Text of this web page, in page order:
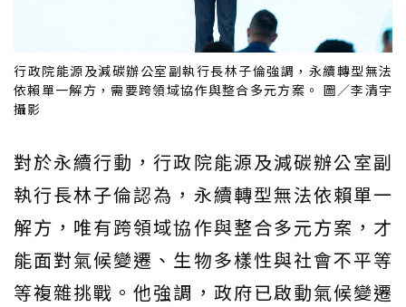
行政院能源及減碳辦公室副執行長林子倫強調，永續轉型無法
依賴單一解方，需要跨領域協作與整合多元方案。 圖／李清宇
攝影
對於永續行動，行政院能源及減碳辦公室副
執行長林子倫認為，永續轉型無法依賴單一
解方，唯有跨領域協作與整合多元方案，才
能面對氣候變遷、生物多樣性與社會不平等
等複雜挑戰。他強調，政府已啟動氣候變遷